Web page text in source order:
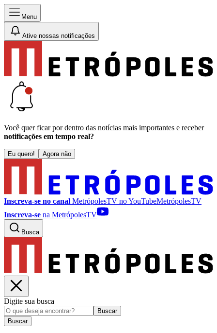
Menu
Ative nossas notificações
Você quer ficar por dentro das notícias mais importantes e receber
notificações em tempo real?
Eu quero! Agora não
Inscreva-se no canal MetrópolesTV noYouTubeMetrópolesTV
Inscreva-se na MetrópolesTV
Busca
Digite sua busca
Buscar
Buscar